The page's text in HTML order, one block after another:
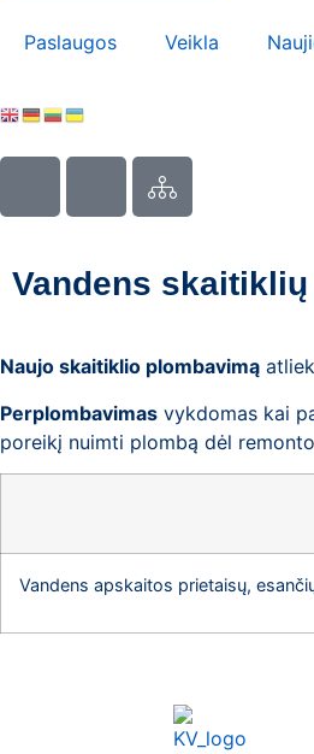
Paslaugos Veikla
Vandens
Naujo skaitiklio plombavimą
Perplombavimas vykdomas kai
poreikį nuimti plombą dėl
Vandens apskaitos prietaisų,